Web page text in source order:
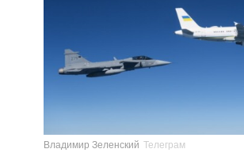
Владимир Зеленский Телеграм